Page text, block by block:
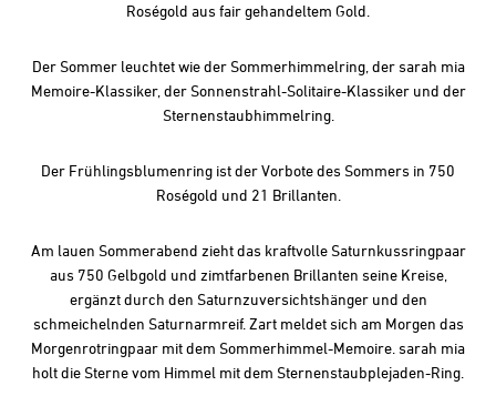
Roségold aus fair gehandeltem Gold.
Der Sommer leuchtet wie der Sommerhimmelring, der sarah mia
Memoire-Klassiker, der Sonnenstrahl-Solitaire-Klassiker und der
Sternenstaubhimmelring.
Der Frühlingsblumenring ist der Vorbote des Sommers in 750
Roségold und 21 Brillanten.
Am lauen Sommerabend zieht das kraftvolle Saturnkussringpaar
aus 750 Gelbgold und zimtfarbenen Brillanten seine Kreise,
ergänzt durch den Saturnzuversichtshänger und den
schmeichelnden Saturnarmreif. Zart meldet sich am Morgen das
Morgenrotringpaar mit dem Sommerhimmel-Memoire. sarah mia
holt die Sterne vom Himmel mit dem Sternenstaubplejaden-Ring.